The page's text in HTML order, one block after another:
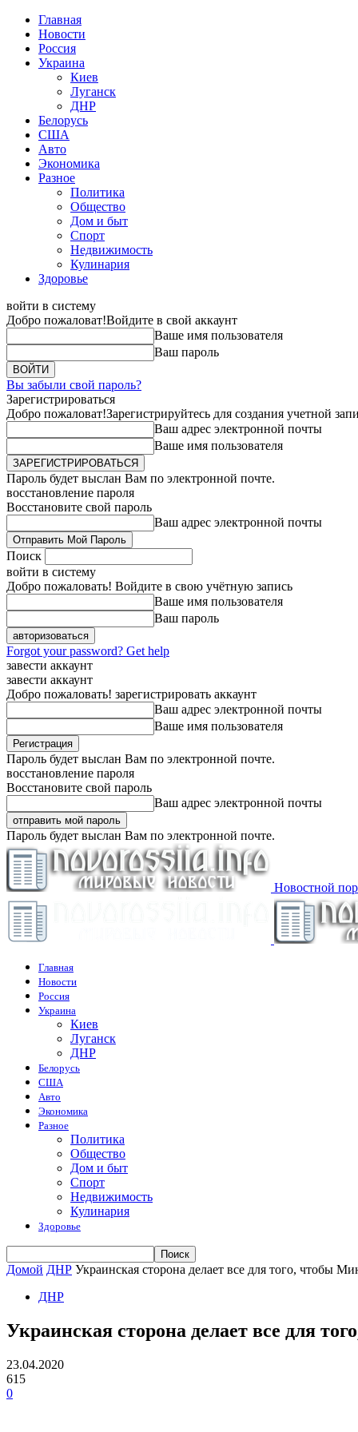
Главная
Новости
Россия
Украина
Киев
Луганск
ДНР
Белорусь
США
Авто
Экономика
Разное
Политика
Общество
Дом и быт
Спорт
Недвижимость
Кулинария
Здоровье
войти в систему
Добро пожаловат!Войдите в свой аккаунт
Ваше имя пользователя
Ваш пароль
Вы забыли свой пароль?
Зарегистрироваться
Добро пожаловат!Зарегистрируйтесь для создания учетной
Ваш адрес электронной почты
Ваше имя пользователя
Пароль будет выслан Вам по электронной почте.
восстановление пароля
Восстановите свой пароль
Ваш адрес электронной почты
Поиск
войти в систему
Добро пожаловать! Войдите в свою учётную запись
Ваше имя пользователя
Ваш пароль
Forgot your password? Get help
завести аккаунт
завести аккаунт
Добро пожаловать! зарегистрировать аккаунт
Ваш адрес электронной почты
Ваше имя пользователя
Пароль будет выслан Вам по электронной почте.
восстановление пароля
Восстановите свой пароль
Ваш адрес электронной почты
Пароль будет выслан Вам по электронной почте.
Новостной
Главная
Новости
Россия
Украина
Киев
Луганск
ДНР
Белорусь
США
Авто
Экономика
Разное
Политика
Общество
Дом и быт
Спорт
Недвижимость
Кулинария
Здоровье
Домой ДНР Украинская сторона делает все для того, чтобы
ДНР
Украинская сторона делает все для
23.04.2020
615
0